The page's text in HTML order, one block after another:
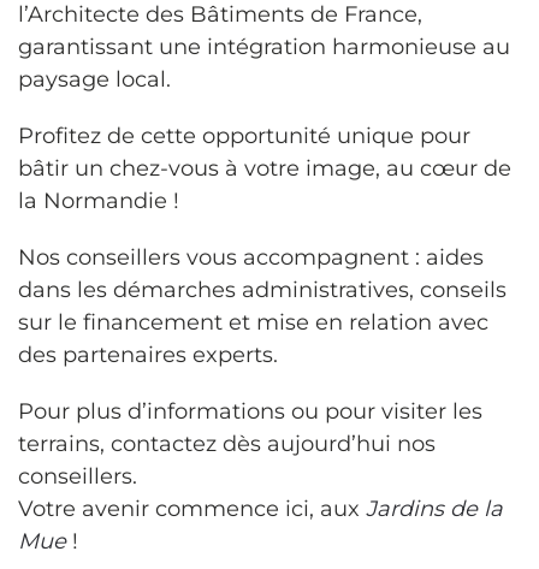
l’Architecte des Bâtiments de France,
garantissant une intégration harmonieuse au
paysage local.
Profitez de cette opportunité unique pour
bâtir un chez-vous à votre image, au cœur de
la Normandie !
Nos conseillers vous accompagnent : aides
dans les démarches administratives, conseils
sur le financement et mise en relation avec
des partenaires experts.
Pour plus d’informations ou pour visiter les
terrains, contactez dès aujourd’hui nos
conseillers.
Votre avenir commence ici, aux Jardins de la
Mue!